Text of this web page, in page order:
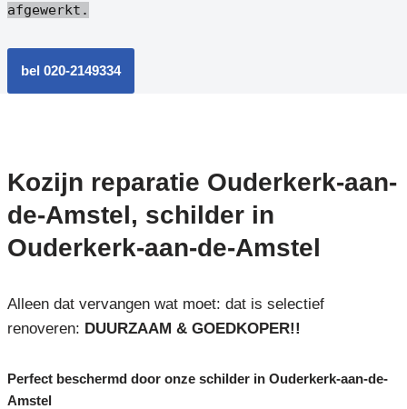
afgewerkt.
bel 020-2149334
Kozijn reparatie Ouderkerk-aan-
de-Amstel, schilder in
Ouderkerk-aan-de-Amstel
Alleen dat vervangen wat moet: dat is selectief
renoveren: DUURZAAM & GOEDKOPER!!
Perfect beschermd door onze schilder in Ouderkerk-aan-de-
Amstel